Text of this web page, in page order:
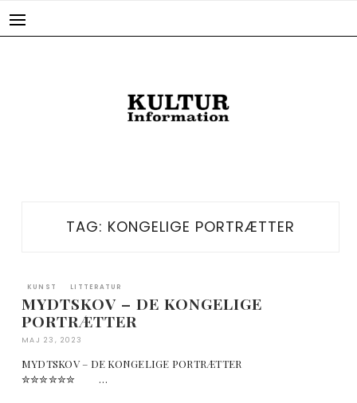
TAG: KONGELIGE PORTRÆTTER
KUNST LITTERATUR
MYDTSKOV – DE KONGELIGE
PORTRÆTTER
MAJ 23, 2023
MYDTSKOV – DE KONGELIGE PORTRÆTTER
✮✮✮✮✮✮ …